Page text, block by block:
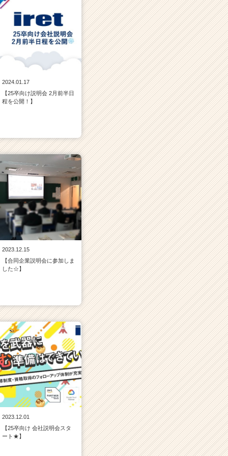
2024.01.17
【25卒向け説明会 2月前半日
程を公開！】
2023.12.15
【合同企業説明会に参加しま
した☆】
2023.12.01
【25卒向け 会社説明会スタ
ート★】